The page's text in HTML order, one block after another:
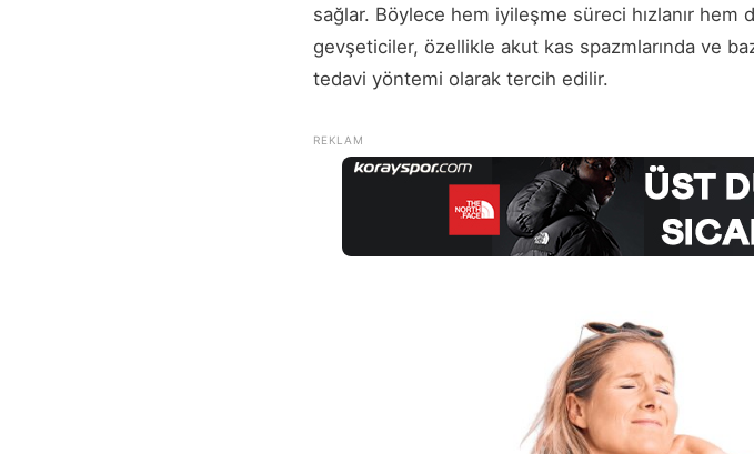
sağlar. Böylece hem iyileşme süreci hızlanır hem
gevşeticiler, özellikle akut kas spazmlarında ve
tedavi yöntemi olarak tercih edilir.